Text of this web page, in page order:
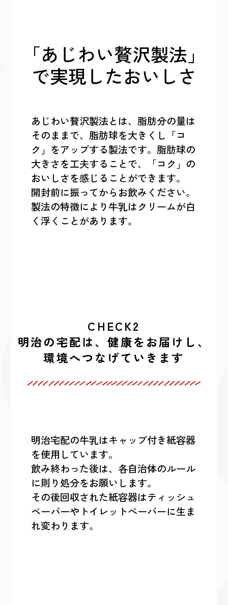
「あじわい贅沢製法」
で実現したおいしさ
あじわい贅沢製法とは、脂肪分の量は
そのままで、脂肪球を大きくし「コ
ク」をアップする製法です。脂肪球の
大きさを工夫することで、「コク」の
おいしさを感じることができます。
開封前に振ってからお飲みください。
製法の特徴により牛乳はクリームが白
く浮くことがあります。
CHECK2
明治の宅配は、健康をお届けし、
環境へつなげていきます
明治宅配の牛乳はキャップ付き紙容器
を使用しています。
飲み終わった後は、各自治体のルール
に則り処分をお願いします。
その後回収された紙容器はティッシュ
ペーパーやトイレットぺーバーに生ま
れ変わります。